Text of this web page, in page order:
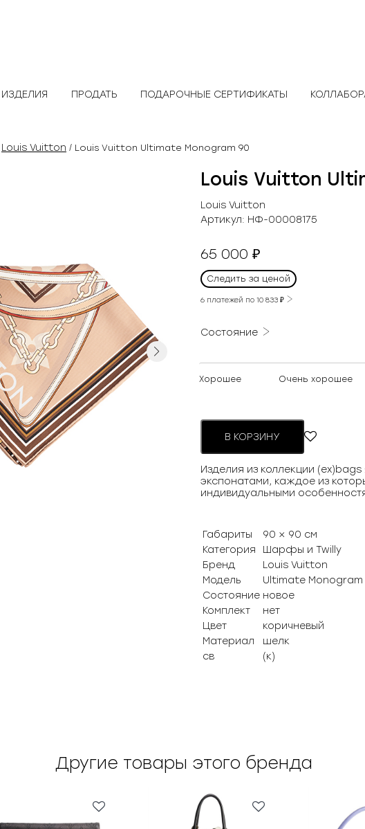
ИЗДЕЛИЯ ПРОДАТЬ ПОДАРОЧНЫЕ СЕРТИФИКАТЫ
Louis Vuitton / Louis Vuitton Ultimate Monogram 90
Next
Louis Vuitton
Louis Vuitton
Артикул: НФ-00008175
65 000 ₽
Следить за ценой
6 платежей по 10 833 ₽
Состояние
Хорошее Очень хорошее
В КОРЗИНУ
Изделия из коллекции
экспонатами, каждое из
индивидуальными
Габариты
90 × 90 см
Категория
Шарфы и Twilly
Бренд
Louis Vuitton
Модель
Ultimate Monogram
Состояние новое
Комплект
нет
Цвет
коричневый
Материал
шелк
св
(к)
Другие товары этого бренда